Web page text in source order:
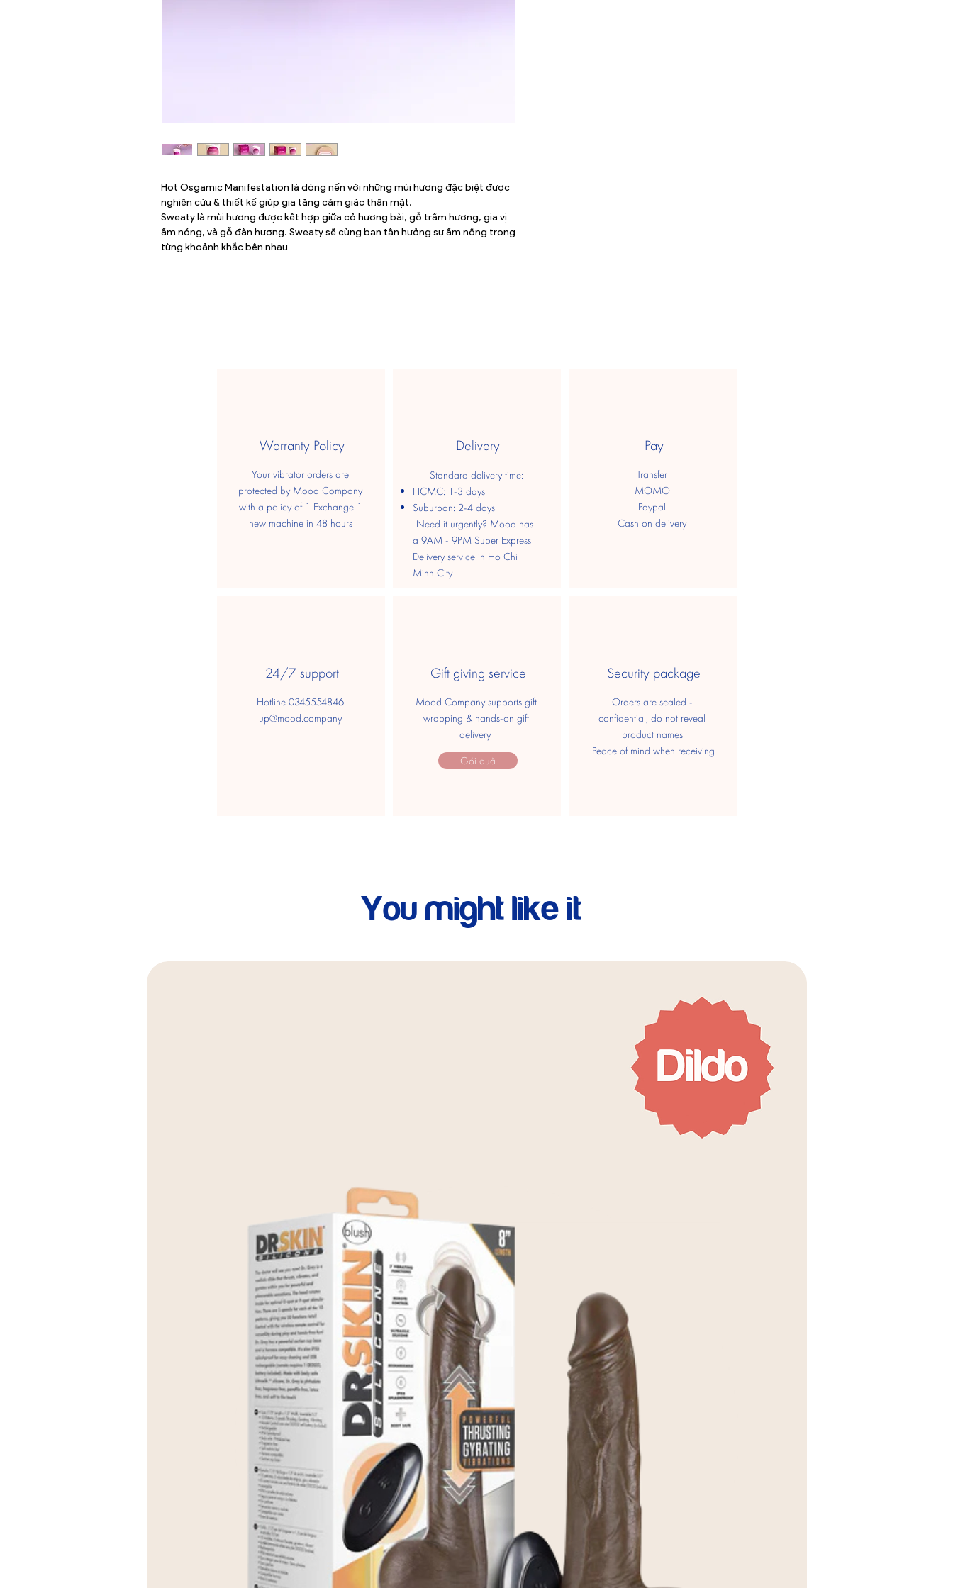
Hot Osgamic Manifestation là dòng nến với những mùi hương đặc biệt được
nghiên cứu & thiết kế giúp gia tăng cảm giác thân mật.
Sweaty là mùi hương được kết hợp giữa cỏ hương bài, gỗ trầm hương, gia vị
ấm nóng, và gỗ đàn hương. Sweaty sẽ cùng bạn tận hưởng sự ấm nồng trong
từng khoảnh khắc bên nhau
​Warranty Policy
Your vibrator orders are
protected by Mood Company
with a policy of 1 Exchange 1
new machine in 48 hours
24/7 support
Hotline 0345554846
up@mood.company
Delivery
Standard delivery time:
HCMC: 1-3 days
​Suburban: 2-4 days
Need it urgently? Mood has
a 9AM - 9PM Super Express
Delivery service in Ho Chi
Minh City
Gift giving service
Mood Company supports gift
wrapping & hands-on gift
delivery
Pay
Transfer
MOMO
Paypal
​Cash on delivery
Security package
Orders are sealed -
confidential, do not reveal
product names
​ Peace of mind when receiving
Gói quà
You might like it